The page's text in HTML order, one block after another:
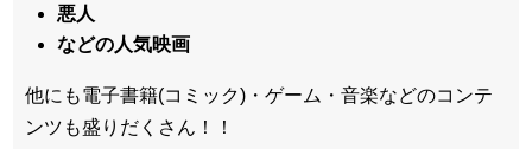
悪人
などの人気映画
他にも電子書籍(コミック)・ゲーム・音楽などのコンテ
ンツも盛りだくさん！！